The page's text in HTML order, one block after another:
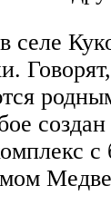
селе
с